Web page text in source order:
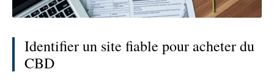
Identifier un site fiable pour acheter du
CBD